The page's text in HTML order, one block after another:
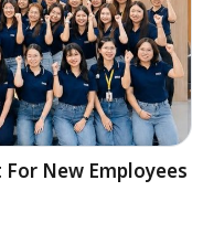
New Employees